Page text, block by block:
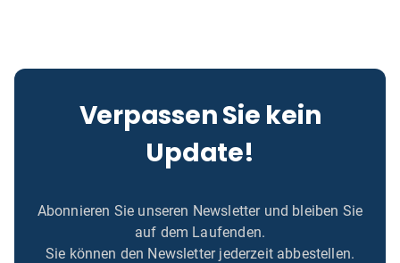
Verpassen Sie kein
Update!
Abonnieren Sie unseren Newsletter und bleiben Sie
auf dem Laufenden.
Sie können den Newsletter jederzeit abbestellen.